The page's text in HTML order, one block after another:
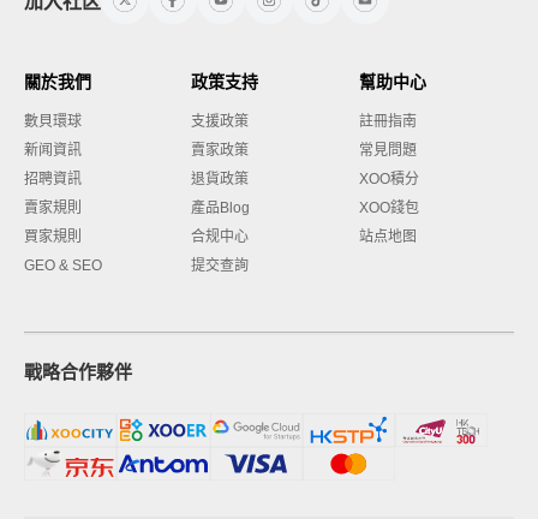
關於我們
數貝環球
新闻資訊
招聘資訊
賣家規則
買家規則
GEO & SEO
政策支持
支援政策
賣家政策
退貨政策
產品Blog
合规中心
提交查詢
幫助中心
註冊指南
常見問題
XOO積分
XOO錢包
站点地图
戰略合作夥伴